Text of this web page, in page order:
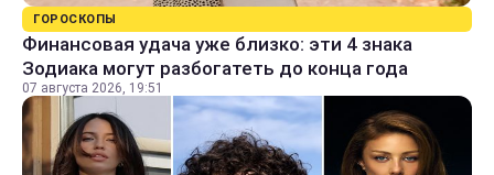
ГОРОСКОПЫ
Финансовая удача уже близко: эти 4 знака
Зодиака могут разбогатеть до конца года
07 августа 2026, 19:51